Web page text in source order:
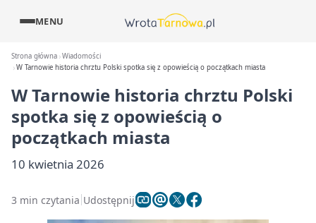
MENU
Strona główna Wiadomości
W Tarnowie historia chrztu Polski spotka się z opowieścią o początkach miasta
W Tarnowie historia chrztu Polski
spotka się z opowieścią o
początkach miasta
10 kwietnia 2026
3 min czytania Udostępnij